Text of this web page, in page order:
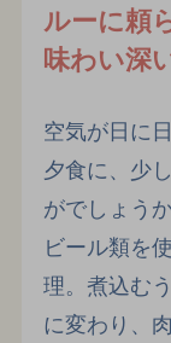
ルーに頼
味わい深
空気が日に
夕食に、少
がでしょう
ビール類を
理。煮込む
に変わり、